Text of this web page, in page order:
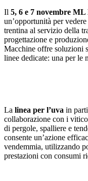
Il 5, 6 e 7 novembre ML
un’opportunità per
trentina al servizio della
progettazione e
Macchine offre soluzioni
linee dedicate: una per le
La linea per l’uva in
collaborazione con i
di pergole, spalliere e
consente un’azione
vendemmia, utilizzando
prestazioni con consumi